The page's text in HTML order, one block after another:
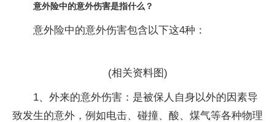
意外险中的意外伤害是指什么？
意外险中的意外伤害包含以下这4种：
(相关资料图)
1、外来的意外伤害：是被保人自身以外的因素导
致发生的意外，例如电击、碰撞、酸、煤气等各种物理